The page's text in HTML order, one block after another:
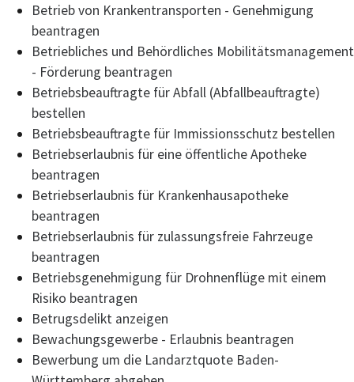
Betrieb von Krankentransporten - Genehmigung
beantragen
Betriebliches und Behördliches Mobilitätsmanagement
- Förderung beantragen
Betriebsbeauftragte für Abfall (Abfallbeauftragte)
bestellen
Betriebsbeauftragte für Immissionsschutz bestellen
Betriebserlaubnis für eine öffentliche Apotheke
beantragen
Betriebserlaubnis für Krankenhausapotheke
beantragen
Betriebserlaubnis für zulassungsfreie Fahrzeuge
beantragen
Betriebsgenehmigung für Drohnenflüge mit einem
Risiko beantragen
Betrugsdelikt anzeigen
Bewachungsgewerbe - Erlaubnis beantragen
Bewerbung um die Landarztquote Baden-